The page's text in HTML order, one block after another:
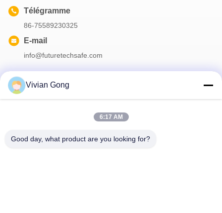
Télégramme
86-75589230325
E-mail
info@futuretechsafe.com
encore.
Vivian Gong
6:17 AM
Good day, what product are you looking for?